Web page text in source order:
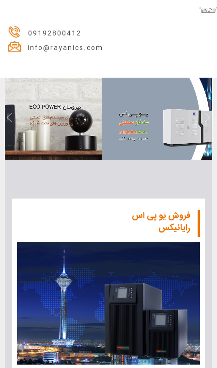
09192800412
info@rayanics.com
فروش یو پی اس
رایانیکس